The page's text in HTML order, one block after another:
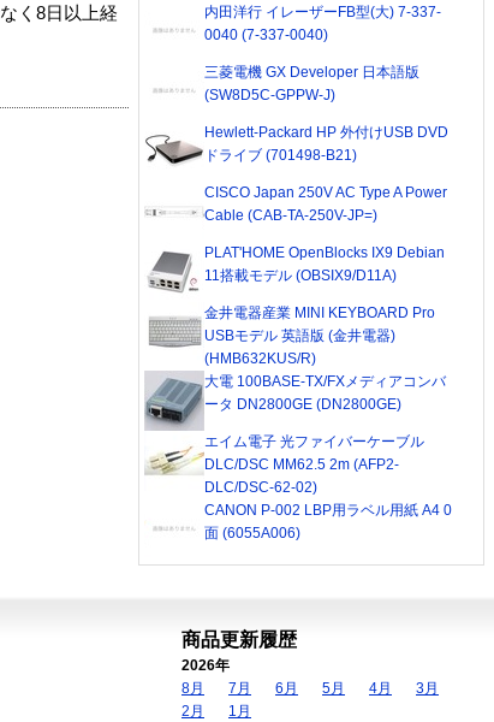
く8日以上経
内田洋行 イレーザーFB型(大) 7-337-
0040 (7-337-0040)
三菱電機 GX Developer 日本語版
(SW8D5C-GPPW-J)
Hewlett-Packard HP 外付けUSB DVD
ドライブ (701498-B21)
CISCO Japan 250V AC Type A Power
Cable (CAB-TA-250V-JP=)
PLAT'HOME OpenBlocks IX9 Debian
11搭載モデル (OBSIX9/D11A)
金井電器産業 MINI KEYBOARD Pro
USBモデル 英語版 (金井電器)
(HMB632KUS/R)
大電 100BASE-TX/FXメディアコンバ
ータ DN2800GE (DN2800GE)
エイム電子 光ファイバーケーブル
DLC/DSC MM62.5 2m (AFP2-
DLC/DSC-62-02)
CANON P-002 LBP用ラベル用紙 A4 0
面 (6055A006)
商品更新履歴
2026年
8月
7月 6月 5月 4月
3月
2月
1月